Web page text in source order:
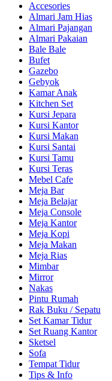
Accesories
Almari Jam Hias
Almari Pajangan
Almari Pakaian
Bale Bale
Bufet
Gazebo
Gebyok
Kamar Anak
Kitchen Set
Kursi Jepara
Kursi Kantor
Kursi Makan
Kursi Santai
Kursi Tamu
Kursi Teras
Mebel Cafe
Meja Bar
Meja Belajar
Meja Console
Meja Kantor
Meja Kopi
Meja Makan
Meja Rias
Mimbar
Mirror
Nakas
Pintu Rumah
Rak Buku / Sepatu
Set Kamar Tidur
Set Ruang Kantor
Sketsel
Sofa
Tempat Tidur
Tips & Info